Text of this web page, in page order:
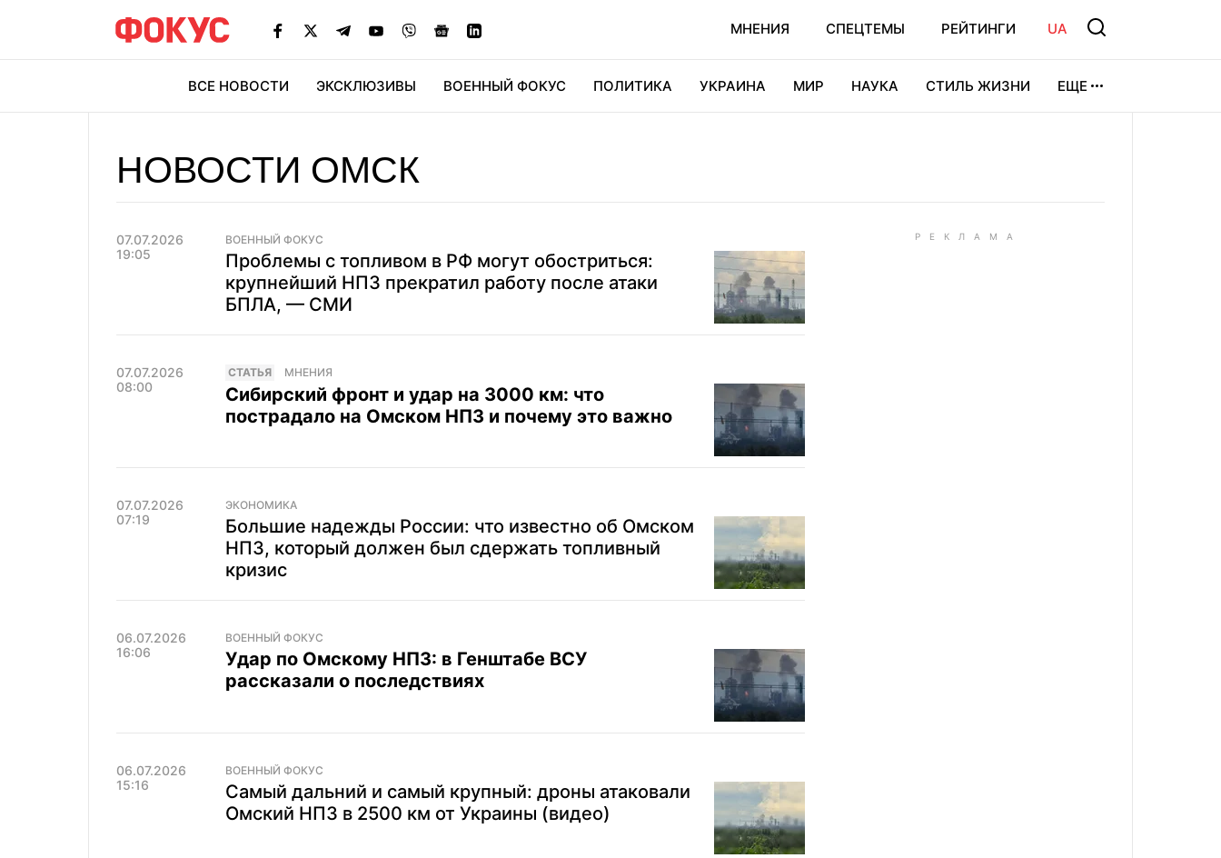
МНЕНИЯ СПЕЦТЕМЫ РЕЙТИНГИ UA
ВСЕ НОВОСТИ ЭКСКЛЮЗИВЫ ВОЕННЫЙ ФОКУС ПОЛИТИКА УКРАИНА МИР НАУКА СТИЛЬ ЖИЗНИ ЕЩЕ
НОВОСТИ ОМСК
07.07.2026
19:05
ВОЕННЫЙ ФОКУС
Проблемы с топливом в РФ могут обостриться:
крупнейший НПЗ прекратил работу после атаки
БПЛА, — СМИ
07.07.2026
08:00
CТАТЬЯ МНЕНИЯ
Сибирский фронт и удар на 3000 км: что
пострадало на Омском НПЗ и почему это важно
07.07.2026
07:19
ЭКОНОМИКА
Большие надежды России: что известно об Омском
НПЗ, который должен был сдержать топливный
кризис
06.07.2026
16:06
ВОЕННЫЙ ФОКУС
Удар по Омскому НПЗ: в Генштабе ВСУ
рассказали о последствиях
06.07.2026
15:16
ВОЕННЫЙ ФОКУС
Самый дальний и самый крупный: дроны атаковали
Омский НПЗ в 2500 км от Украины (видео)